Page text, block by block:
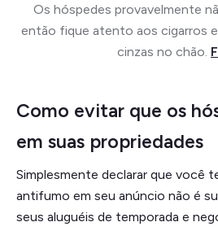
Os hóspedes provavelmente
então fique atento aos cigarros
cinzas no chão.
Como evitar que os
em suas propriedades
Simplesmente declarar que você
antifumo em seu anúncio não é
seus aluguéis de temporada e